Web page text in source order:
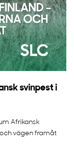
svinpest i
Afrikansk
vägen framåt